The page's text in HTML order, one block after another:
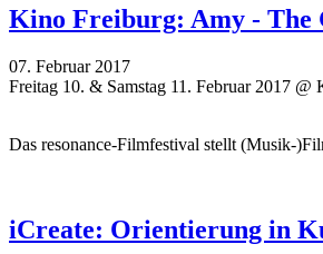
Kino Freiburg: Amy - The
07. Februar 2017
Freitag 10. & Samstag 11. Februar 2017
Das resonance-Filmfestival stellt (Musik-
iCreate: Orientierung in